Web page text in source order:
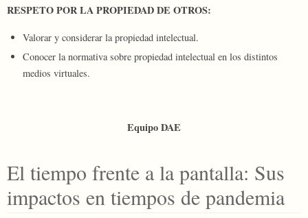
RESPETO POR LA PROPIEDAD DE OTROS:
Valorar y considerar la propiedad intelectual.
Conocer la normativa sobre propiedad intelectual en los distintos
medios virtuales.
Equipo DAE
El tiempo frente a la pantalla: Sus
impactos en tiempos de pandemia